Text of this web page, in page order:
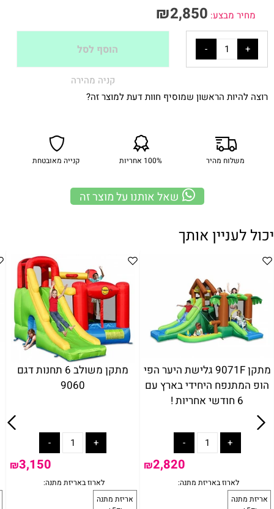
מחיר מבצע: ₪2,850
הוסף לסל
קניה מהירה
רוצה להיות הראשון שמוסיף חוות דעת למוצר זה?
משלוח מהיר 100% אחריות קנייה מאובטחת
שאל אותנו על מוצר זה
יכול לעניין אותך
מתקן משולב 6 תחנות דגם
9060
₪3,150
מתקן 9071F גלישת היער הפי
הופ המתנפח היחידי בארץ עם
6 חודשי אחריות !
₪2,820